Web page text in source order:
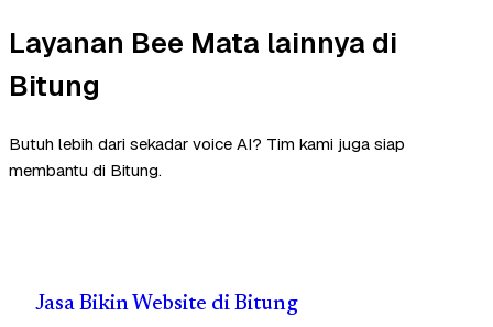
Layanan Bee Mata lainnya di
Bitung
Butuh lebih dari sekadar voice AI? Tim kami juga siap
membantu di Bitung.
Jasa Bikin Website di Bitung